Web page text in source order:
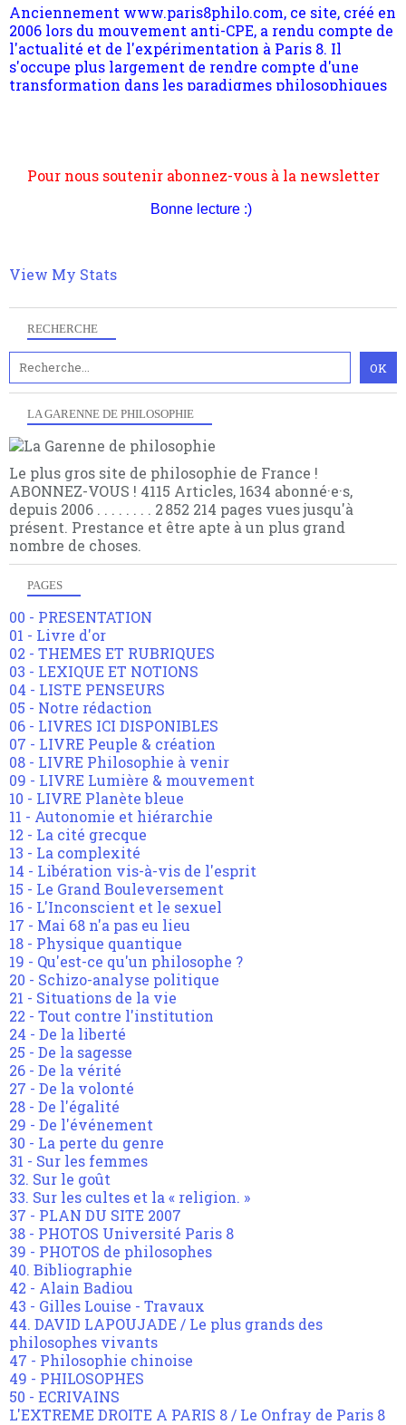
RECHERCHE
LA GARENNE DE PHILOSOPHIE
Le plus gros site de philosophie de France !
ABONNEZ-VOUS ! 4115 Articles, 1634 abonné·e·s,
depuis 2006 . . . . . . . . 2 852 214 pages vues jusqu'à
présent. Prestance et être apte à un plus grand
nombre de choses.
PAGES
00 - PRESENTATION
01 - Livre d'or
02 - THEMES ET RUBRIQUES
03 - LEXIQUE ET NOTIONS
04 - LISTE PENSEURS
05 - Notre rédaction
06 - LIVRES ICI DISPONIBLES
07 - LIVRE Peuple & création
08 - LIVRE Philosophie à venir
09 - LIVRE Lumière & mouvement
10 - LIVRE Planète bleue
11 - Autonomie et hiérarchie
12 - La cité grecque
13 - La complexité
14 - Libération vis-à-vis de l'esprit
15 - Le Grand Bouleversement
16 - L'Inconscient et le sexuel
17 - Mai 68 n'a pas eu lieu
18 - Physique quantique
19 - Qu'est-ce qu'un philosophe ?
20 - Schizo-analyse politique
21 - Situations de la vie
22 - Tout contre l'institution
24 - De la liberté
25 - De la sagesse
26 - De la vérité
27 - De la volonté
28 - De l'égalité
29 - De l'événement
30 - La perte du genre
31 - Sur les femmes
32. Sur le goût
33. Sur les cultes et la « religion. »
37 - PLAN DU SITE 2007
38 - PHOTOS Université Paris 8
39 - PHOTOS de philosophes
40. Bibliographie
42 - Alain Badiou
43 - Gilles Louise - Travaux
44. DAVID LAPOUJADE / Le plus grands des
philosophes vivants
47 - Philosophie chinoise
49 - PHILOSOPHES
50 - ECRIVAINS
L'EXTREME DROITE A PARIS 8 / Le Onfray de Paris 8
s'occupe plus largement de rendre compte d'une
transformation dans les paradigmes philosophiques
suivant la pensée du Dehors ou du Surpli, omme la
nomme les métaphysiciens classique. Nous avons
quant à nous déjà basculé d'emblée dans la modernité
articles pour être apte à un plus grand nombre de
vous le pouvez faîtes des liens depuis votre site.
Bonne lecture :)
View My Stats